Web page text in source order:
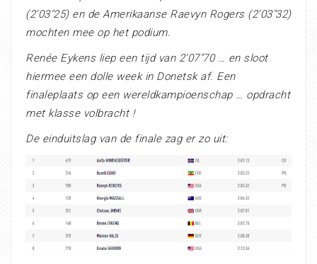
(2’03″25) en de Amerikaanse Raevyn Rogers (2’03″32)
mochten mee op het podium.
Renée Eykens liep een tijd van 2’07″70 … en sloot
hiermee een dolle week in Donetsk af. Een
finaleplaats op een wereldkampioenschap … opdracht
met klasse volbracht !
De einduitslag van de finale zag er zo uit: